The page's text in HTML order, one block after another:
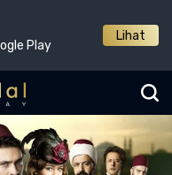
Play
Lihat